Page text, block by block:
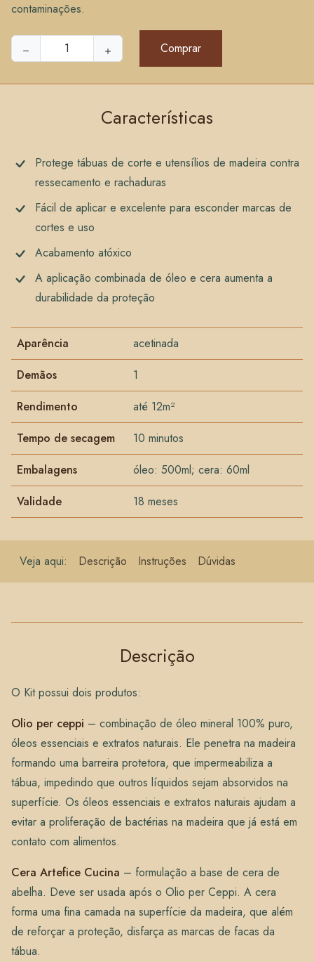
contaminações.
Características
Protege tábuas de corte e utensílios de madeira contra
ressecamento e rachaduras
Fácil de aplicar e excelente para esconder marcas de
cortes e uso
Acabamento atóxico
A aplicação combinada de óleo e cera aumenta a
durabilidade da proteção
Aparência
acetinada
Demãos
1
Rendimento
até 12m²
Tempo de secagem
10 minutos
Embalagens
óleo: 500ml; cera: 60ml
Validade
18 meses
Veja aqui: Descrição Instruções Dúvidas
Descrição
O Kit possui dois produtos:
Olio per ceppi – combinação de óleo mineral 100% puro,
óleos essenciais e extratos naturais. Ele penetra na madeira
formando uma barreira protetora, que impermeabiliza a
tábua, impedindo que outros líquidos sejam absorvidos na
superfície. Os óleos essenciais e extratos naturais ajudam a
evitar a proliferação de bactérias na madeira que já está em
contato com alimentos.
Cera Artefice Cucina – formulação a base de cera de
abelha. Deve ser usada após o Olio per Ceppi. A cera
forma uma fina camada na superfície da madeira, que além
de reforçar a proteção, disfarça as marcas de facas da
tábua.